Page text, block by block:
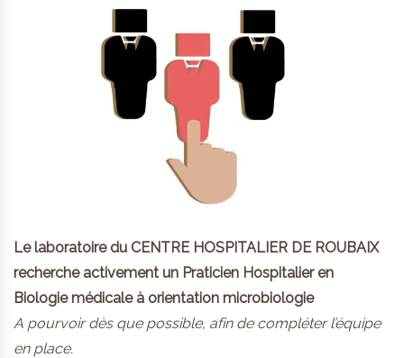
Le laboratoire du CENTRE HOSPITALIER DE ROUBAIX
recherche activement un Praticien Hospitalier en
Biologie médicale à orientation microbiologie
A pourvoir dès que possible, afin de compléter l’équipe
en place.